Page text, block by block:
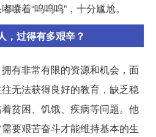
囔着“呜呜呜”，十分尴尬。
，过得有多艰辛？
有非常有限的资源和机会，面
无法获得良好的教育，缺乏稳
贫困、饥饿、疾病等问题。他
要艰苦奋斗才能维持基本的生